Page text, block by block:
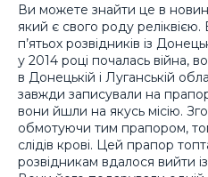
Ви можете знайти це в
який є свого роду
п’ятьох розвідників із
у 2014 році почалась війна,
в Донецькій і Луганській
завжди записували на
вони йшли на якусь місію.
обмотуючи тим прапором,
слідів крові. Цей прапор
розвідникам вдалося вийти